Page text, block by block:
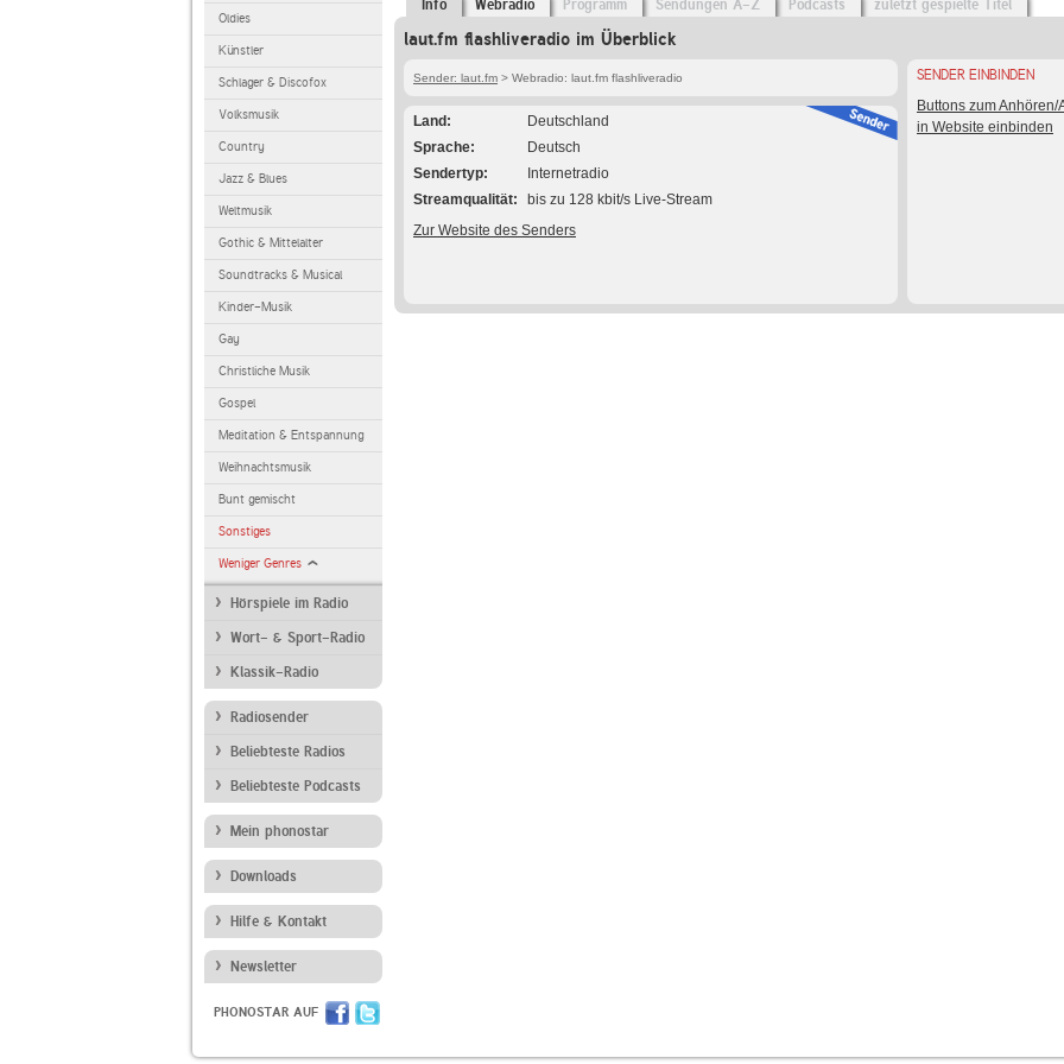
Oldies
Künstler
Schlager & Discofox
Volksmusik
Country
Jazz & Blues
Weltmusik
Gothic & Mittelalter
Soundtracks & Musical
Kinder-Musik
Gay
Christliche Musik
Gospel
Meditation & Entspannung
Weihnachtsmusik
Bunt gemischt
Sonstiges
Weniger Genres
Hörspiele im Radio
Wort- & Sport-Radio
Klassik-Radio
Radiosender
Beliebteste Radios
Beliebteste Podcasts
Mein phonostar
Downloads
Hilfe & Kontakt
Newsletter
PHONOSTAR AUF
Info Webradio Programm Sendungen A-Z Podcasts zuletzt gespielte Titel
laut.fm flashliveradio im Überblick
Sender: laut.fm > Webradio: laut.fm flashliveradio
Land
Deutschland
Sprache
Deutsch
Sendertyp
Internetradio
Streamqualität
bis zu 128 kbit/s Live-Stream
Zur Website des Senders
SENDER EINBINDEN
Buttons zum Anhören/
in Website einbinden